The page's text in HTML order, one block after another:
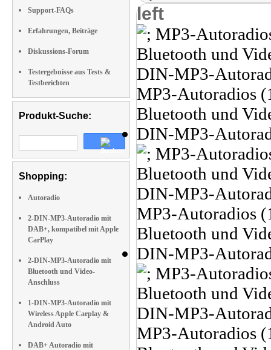
Support-FAQs
Erfahrungen, Beiträge
Diskussions-Forum
Testergebnisse aus Tests &
Testberichten
Produkt-Suche:
Shopping:
Autoradio
2-DIN-MP3-Autoradio mit
DAB+, kompatibel mit Apple
CarPlay
2-DIN-MP3-Autoradio mit
Bluetooth und Video-
Anschluss
1-DIN-MP3-Autoradio mit
Wireless Apple Carplay &
Android Auto
DAB+ Autoradio mit
left